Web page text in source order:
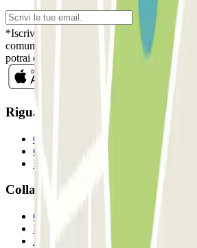
*Iscrivendoti, accetti la nostra Informativa
comunicazioni commerciali da Parclick.
potrai disiscriverti quando vuoi direttamente
Riguardo a Parclcik
Chi siamo
Come funziona?
I Nostri Parcheggi
Collaboriamo?
Collaboratori
Proprietari di parcheggio
Affiliati